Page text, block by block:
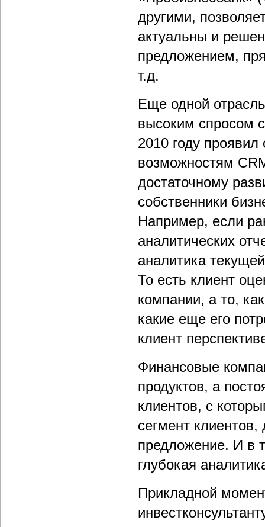
другими,
актуальны и
предложением,
т.д.
Еще одной
высоким спросом
2010 году
возможностям
достаточному
собственники
Например, если
аналитических
аналитика
То есть клиент
компании, а то,
какие еще его
клиент
Финансовые
продуктов, а
клиентов, с
сегмент клиентов,
предложение. И в
глубокая
Прикладной